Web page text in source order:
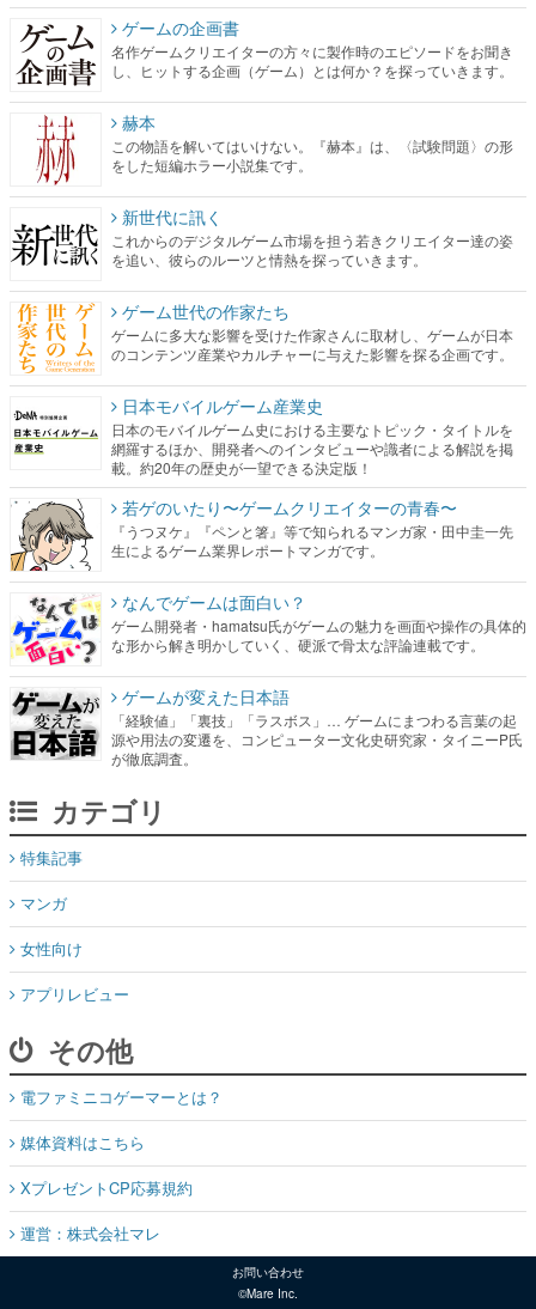
ゲームの企画書
名作ゲームクリエイターの方々に製作時のエピソードをお聞き
し、ヒットする企画（ゲーム）とは何か？を探っていきます。
赫本
この物語を解いてはいけない。『赫本』は、〈試験問題〉の形
をした短編ホラー小説集です。
新世代に訊く
これからのデジタルゲーム市場を担う若きクリエイター達の姿
を追い、彼らのルーツと情熱を探っていきます。
ゲーム世代の作家たち
ゲームに多大な影響を受けた作家さんに取材し、ゲームが日本
のコンテンツ産業やカルチャーに与えた影響を探る企画です。
日本モバイルゲーム産業史
日本のモバイルゲーム史における主要なトピック・タイトルを
網羅するほか、開発者へのインタビューや識者による解説を掲
載。約20年の歴史が一望できる決定版！
若ゲのいたり〜ゲームクリエイターの青春〜
『うつヌケ』『ペンと箸』等で知られるマンガ家・田中圭一先
生によるゲーム業界レポートマンガです。
なんでゲームは面白い？
ゲーム開発者・hamatsu氏がゲームの魅力を画面や操作の具体的
な形から解き明かしていく、硬派で骨太な評論連載です。
ゲームが変えた日本語
「経験値」「裏技」「ラスボス」… ゲームにまつわる言葉の起
源や用法の変遷を、コンピューター文化史研究家・タイニーP氏
が徹底調査。
カテゴリ
特集記事
マンガ
女性向け
アプリレビュー
その他
電ファミニコゲーマーとは？
媒体資料はこちら
XプレゼントCP応募規約
運営：株式会社マレ
お問い合わせ
©Mare Inc.